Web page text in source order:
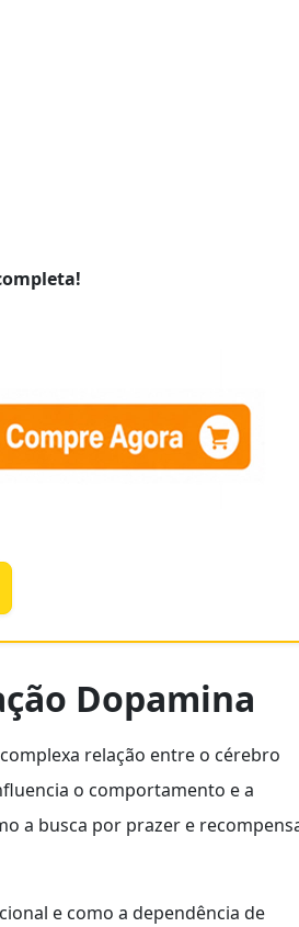
Dopamina
relação entre o cérebro
o comportamento e a
a busca por prazer e
e como a dependência de